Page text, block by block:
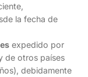
la fecha de
expedido por
de otros países
debidamente